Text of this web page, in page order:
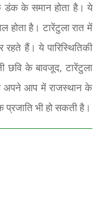
डंक के समान होता है। ये
है। टारेंटुला रात में
हैं। ये पारिस्थितिकी
छवि के बावजूद, टारेंटुला
अपने आप में राजस्थान के
प्रजाति भी हो सकती है।